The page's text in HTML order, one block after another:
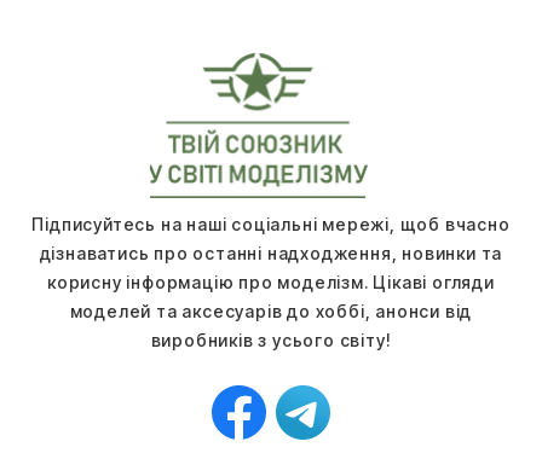
Підписуйтесь на наші соціальні мережі, щоб вчасно
дізнаватись про останні надходження, новинки та
корисну інформацію про моделізм. Цікаві огляди
моделей та аксесуарів до хоббі, анонси від
виробників з усього світу!